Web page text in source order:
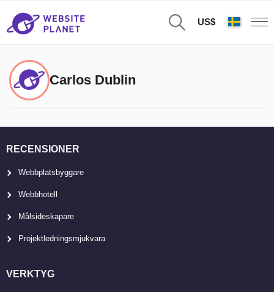
US$
Carlos Dublin
RECENSIONER
Webbplatsbyggare
Webbhotell
Målsideskapare
Projektledningsmjukvara
VERKTYG